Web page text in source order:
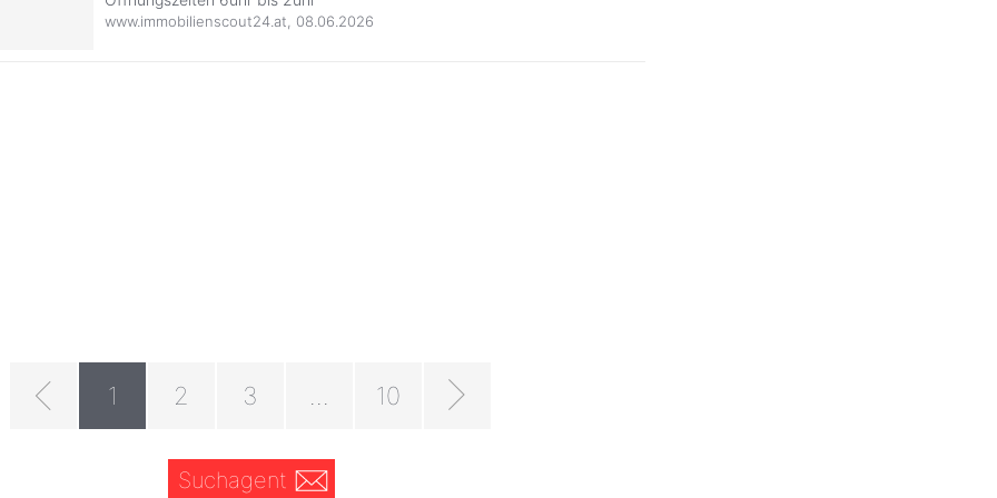
www.immobilienscout24.at 08.06.2026
1 2 3 10
Suchagent